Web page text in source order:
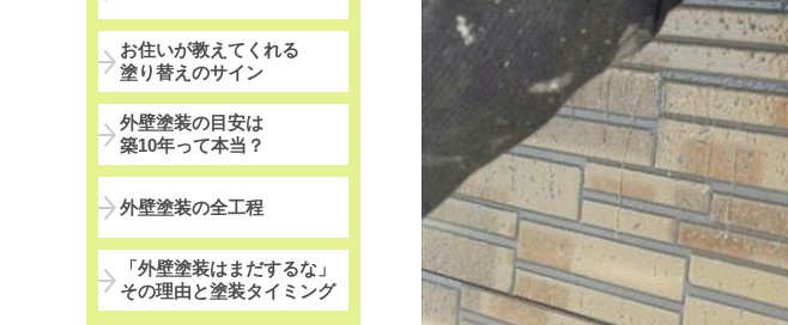
お住いが教えてくれる
塗り替えのサイン
外壁塗装の目安は
築10年って本当？
外壁塗装の全工程
「外壁塗装はまだするな」
その理由と塗装タイミング